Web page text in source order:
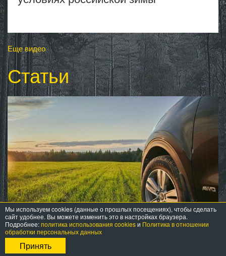
Еще видео
Статьи
23 апр 2026
Viatti Страда 2: современный подход
Мы используем cookies (данные о прошлых посещениях), чтобы сделать
сайт удобнее. Вы можете изменить это в настройках браузера.
Подробнее:политика использования cookiesи Политика в отношении
обработки персональных данных
Принять